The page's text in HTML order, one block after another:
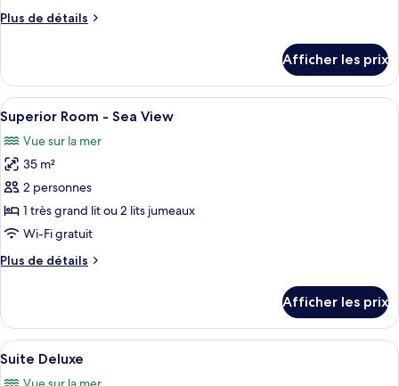
chambre :
Garden
View
Plus de détails
Plus
Superior
Room
-
Garden
View
Afficher les prix
Afficher
toutes
les
photos
pour
ce
type
chambre :
Sea
Un lit avec une tête de lit à motifs,
5
Superior Room - Sea View
Vue sur la mer
35 m²
2 personnes
1 très grand lit ou 2 lits jumeaux
Wi-Fi gratuit
Plus de détails
Plus
Superior
Room
-
Afficher les prix
Afficher
toutes
Une terrasse avec une table et des
6
Suite Deluxe